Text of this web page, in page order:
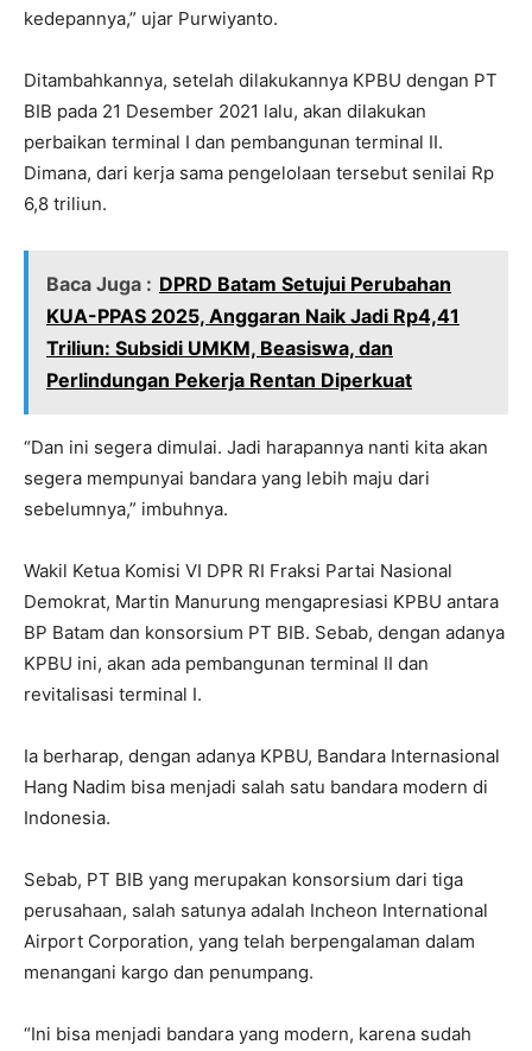
kedepannya,” ujar Purwiyanto.
Ditambahkannya, setelah dilakukannya KPBU dengan PT
BIB pada 21 Desember 2021 lalu, akan dilakukan
perbaikan terminal I dan pembangunan terminal II.
Dimana, dari kerja sama pengelolaan tersebut senilai Rp
6,8 triliun.
Baca Juga : DPRD Batam Setujui Perubahan
KUA-PPAS 2025, Anggaran Naik Jadi Rp4,41
Triliun: Subsidi UMKM, Beasiswa, dan
Perlindungan Pekerja Rentan Diperkuat
“Dan ini segera dimulai. Jadi harapannya nanti kita akan
segera mempunyai bandara yang lebih maju dari
sebelumnya,” imbuhnya.
Wakil Ketua Komisi VI DPR RI Fraksi Partai Nasional
Demokrat, Martin Manurung mengapresiasi KPBU antara
BP Batam dan konsorsium PT BIB. Sebab, dengan adanya
KPBU ini, akan ada pembangunan terminal II dan
revitalisasi terminal I.
Ia berharap, dengan adanya KPBU, Bandara Internasional
Hang Nadim bisa menjadi salah satu bandara modern di
Indonesia.
Sebab, PT BIB yang merupakan konsorsium dari tiga
perusahaan, salah satunya adalah Incheon International
Airport Corporation, yang telah berpengalaman dalam
menangani kargo dan penumpang.
“Ini bisa menjadi bandara yang modern, karena sudah